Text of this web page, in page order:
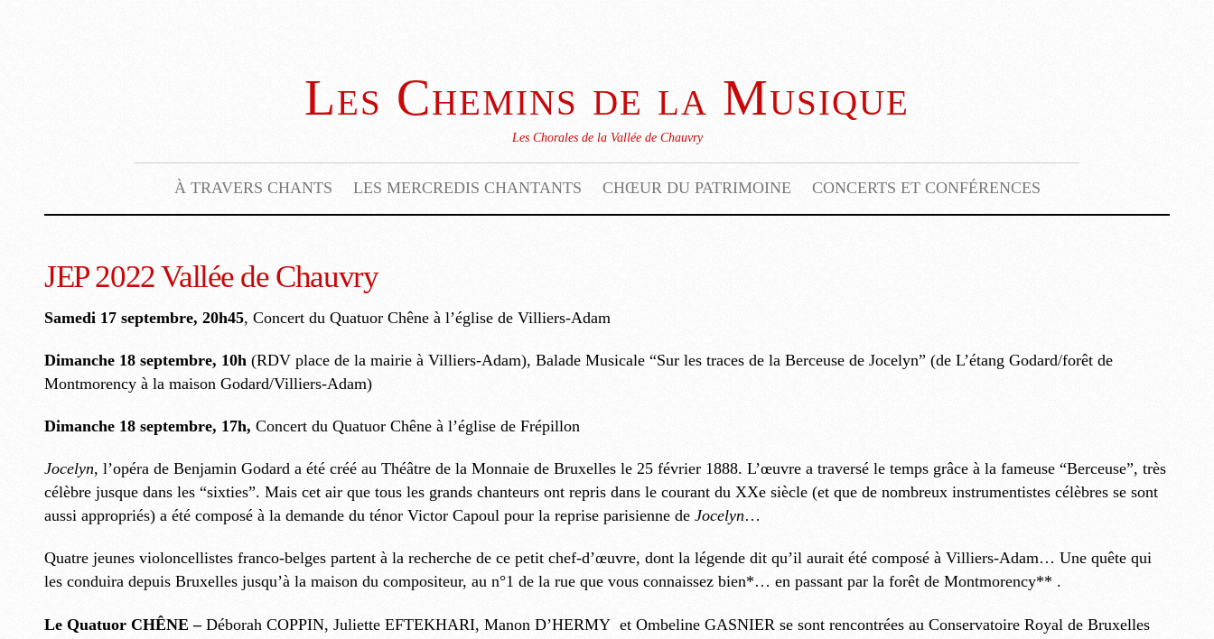
Les Chemins de la Musique
Les Chorales de la Vallée de Chauvry
À TRAVERS CHANTS LES MERCREDIS CHANTANTS CHŒUR DU PATRIMOINE CONCERTS ET CONFÉRENCES
JEP 2022 Vallée de Chauvry
Samedi 17 septembre, 20h45, Concert du Quatuor Chêne à l’église de Villiers-Adam
Dimanche 18 septembre, 10h (RDV place de la mairie à Villiers-Adam), Balade Musicale “Sur les traces de la Berceuse de Jocelyn” (de L’étang Godard/forêt de
Montmorency à la maison Godard/Villiers-Adam)
Dimanche 18 septembre, 17h, Concert du Quatuor Chêne à l’église de Frépillon
Jocelyn, l’opéra de Benjamin Godard a été créé au Théâtre de la Monnaie de Bruxelles le 25 février 1888. L’œuvre a traversé le temps grâce à la fameuse “Berceuse”, très
célèbre jusque dans les “sixties”. Mais cet air que tous les grands chanteurs ont repris dans le courant du XXe siècle (et que de nombreux instrumentistes célèbres se sont
aussi appropriés) a été composé à la demande du ténor Victor Capoul pour la reprise parisienne de Jocelyn…
Quatre jeunes violoncellistes franco-belges partent à la recherche de ce petit chef-d’œuvre, dont la légende dit qu’il aurait été composé à Villiers-Adam… Une quête qui
les conduira depuis Bruxelles jusqu’à la maison du compositeur, au n°1 de la rue que vous connaissez bien*… en passant par la forêt de Montmorency** .
Le Quatuor CHÊNE – Déborah COPPIN, Juliette EFTEKHARI, Manon D’HERMY et Ombeline GASNIER se sont rencontrées au Conservatoire Royal de Bruxelles